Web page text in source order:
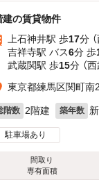
の賃貸物件
上石神井駅 歩17分
吉祥寺駅 バス6分 歩
武蔵関駅 歩15分 （
東京都練馬区関町南
階数 2階建 築年数
駐車場あり
間取り
専有面積